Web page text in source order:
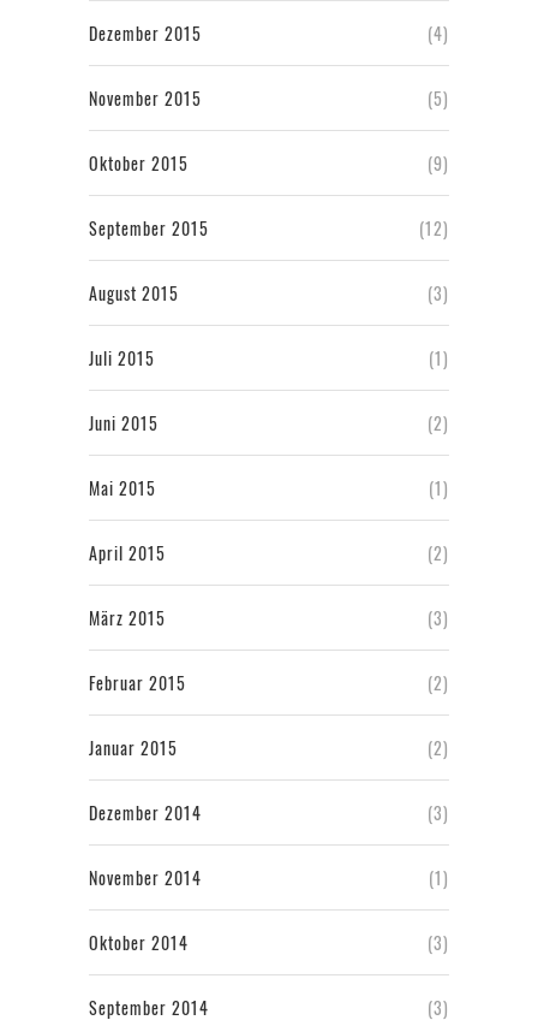
Dezember 2015 (4)
November 2015 (5)
Oktober 2015 (9)
September 2015 (12)
August 2015 (3)
Juli 2015 (1)
Juni 2015 (2)
Mai 2015 (1)
April 2015 (2)
März 2015 (3)
Februar 2015 (2)
Januar 2015 (2)
Dezember 2014 (3)
November 2014 (1)
Oktober 2014 (3)
September 2014 (3)